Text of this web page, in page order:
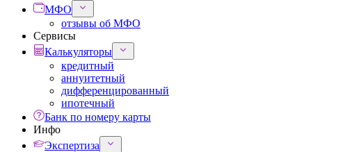
МФО
отзывы об МФО
Сервисы
Калькуляторы
кредитный
аннуитетный
дифференцированный
ипотечный
Банк по номеру карты
Инфо
Экспертиза